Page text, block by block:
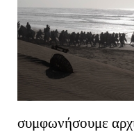
συμφωνήσουμε